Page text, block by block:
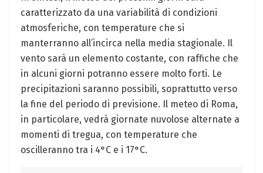
caratterizzato da una variabilità di condizioni
atmosferiche, con temperature che si
manterranno all’incirca nella media stagionale. Il
vento sarà un elemento costante, con raffiche che
in alcuni giorni potranno essere molto forti. Le
precipitazioni saranno possibili, soprattutto verso
la fine del periodo di previsione. Il meteo di Roma,
in particolare, vedrà giornate nuvolose alternate a
momenti di tregua, con temperature che
oscilleranno tra i 4°C e i 17°C.